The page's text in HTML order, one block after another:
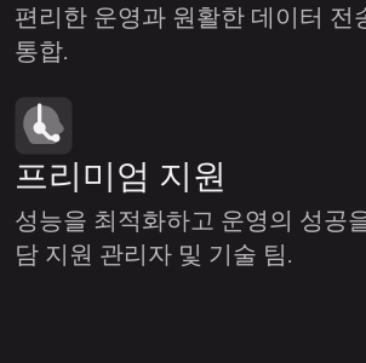
편리한 운영과 원활한 데이터 전
통합.
프리미엄 지원
성능을 최적화하고 운영의 성공
담 지원 관리자 및 기술 팀.